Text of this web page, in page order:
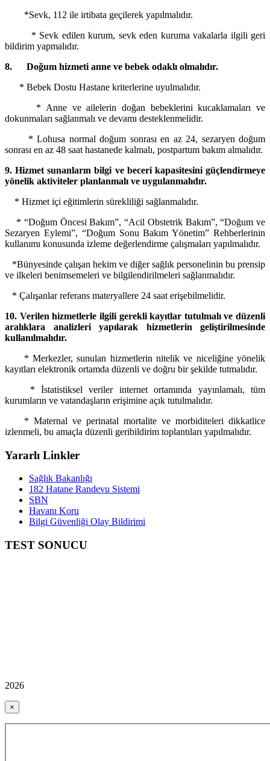
*Sevk, 112 ile irtibata geçilerek yapılmalıdır.
* Sevk edilen kurum, sevk eden kuruma vakalarla ilgili geri
bildirim yapmalıdır.
8. Doğum hizmeti anne ve bebek odaklı olmalıdır.
* Bebek Dostu Hastane kriterlerine uyulmalıdır.
* Anne ve ailelerin doğan bebeklerini kucaklamaları ve
dokunmaları sağlanmalı ve devamı desteklenmelidir.
* Lohusa normal doğum sonrası en az 24, sezaryen doğum
sonrası en az 48 saat hastanede kalmalı, postpartum bakım almalıdır.
9. Hizmet sunanların bilgi ve beceri kapasitesini güçlendirmeye
yönelik aktiviteler planlanmalı ve uygulanmalıdır.
* Hizmet içi eğitimlerin sürekliliği sağlanmalıdır.
* “Doğum Öncesi Bakım”, “Acil Obstetrik Bakım”, “Doğum ve
Sezaryen Eylemi”, “Doğum Sonu Bakım Yönetim” Rehberlerinin
kullanımı konusunda izleme değerlendirme çalışmaları yapılmalıdır.
*Bünyesinde çalışan hekim ve diğer sağlık personelinin bu prensip
ve ilkeleri benimsemeleri ve bilgilendirilmeleri sağlanmalıdır.
* Çalışanlar referans materyallere 24 saat erişebilmelidir.
10. Verilen hizmetlerle ilgili gerekli kayıtlar tutulmalı ve düzenli
aralıklara analizleri yapılarak hizmetlerin geliştirilmesinde
kullanılmalıdır.
* Merkezler, sunulan hizmetlerin nitelik ve niceliğine yönelik
kayıtları elektronik ortamda düzenli ve doğru bir şekilde tutmalıdır.
* İstatistiksel veriler internet ortamında yayınlamalı, tüm
kurumların ve vatandaşların erişimine açık tutulmalıdır.
* Maternal ve perinatal mortalite ve morbiditeleri dikkatlice
izlenmeli, bu amaçla düzenli geribildirim toplantıları yapılmalıdır.
Yararlı Linkler
Sağlık Bakanlığı
182 Hatane Randevu Sistemi
SBN
Havanı Koru
Bilgi Güvenliği Olay Bildirimi
TEST SONUCU
2026
×